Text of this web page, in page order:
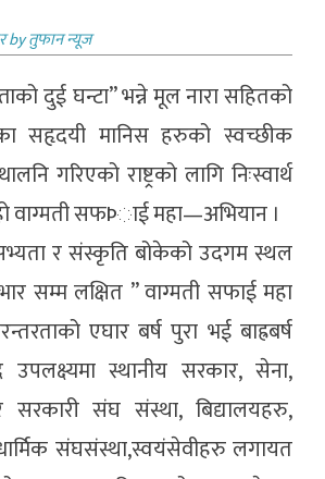
byतुफान न्यूज
दुई घन्टा” भन्ने मूल नारा सहितको
सहृदयी मानिस हरुको स्वच्छीक
गरिएको राष्ट्रको लागि निःस्वार्थ
वाग्मती सफÞाई महा—अभियान ।
र संस्कृति बोकेको उदगम स्थल
सम्म लक्षित ” वाग्मती सफाई महा
एघार बर्ष पुरा भई बाह्रबर्ष
स्थानीय सरकार, सेना,
संघ संस्था, बिद्यालयहरु,
संघसंस्था,स्वयंसेवीहरु लगायत